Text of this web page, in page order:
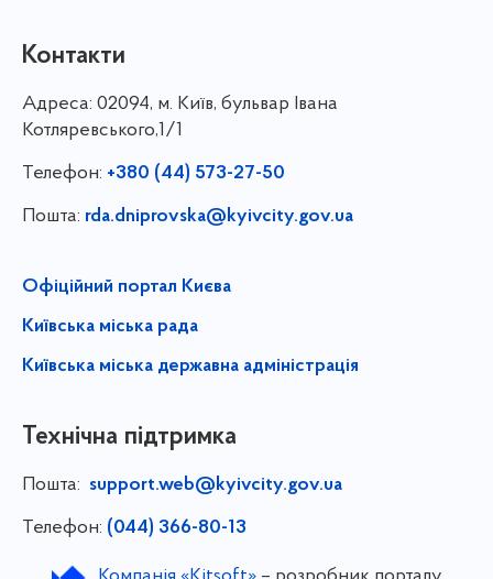
Контакти
Адреса: 02094, м. Київ, бульвар Івана
Котляревського,1/1
Телефон: +380 (44) 573-27-50
Пошта: rda.dniprovska@kyivcity.gov.ua
Офіційний портал Києва
Київська міська рада
Київська міська державна адміністрація
Технічна підтримка
Пошта: support.web@kyivcity.gov.ua
Телефон: (044) 366-80-13